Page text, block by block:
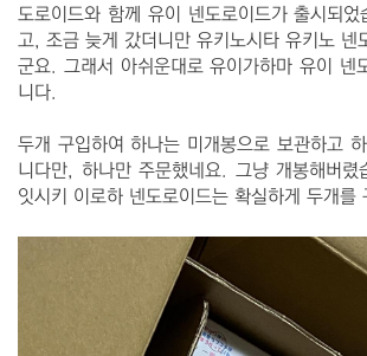
도로이드와 함께 유이 넨도로이드가 출시되
고, 조금 늦게 갔더니만 유키노시타 유키노 넨
군요. 그래서 아쉬운대로 유이가하마 유이 넨
니다.
두개 구입하여 하나는 미개봉으로 보관하고
니다만, 하나만 주문했네요. 그냥 개봉해버렸
잇시키 이로하 넨도로이드는 확실하게 두개를